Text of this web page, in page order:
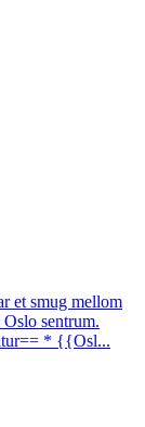
et smug mellom
sentrum.
* {{Osl...